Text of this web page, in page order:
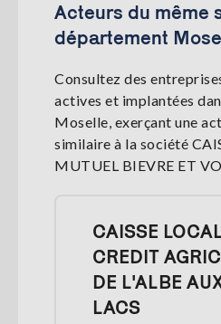
Acteurs du même
département
Consultez des
actives et implantées
Moselle, exerçant une
similaire à la société
MUTUEL BIEVRE ET
CAISSE
CREDIT
DE L'ALBE
LACS